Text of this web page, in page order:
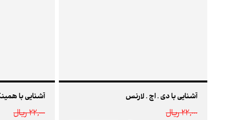
آشنایی با دی . اچ . لارنس
22,000 ريال
آشنایی با
22,000 ريال